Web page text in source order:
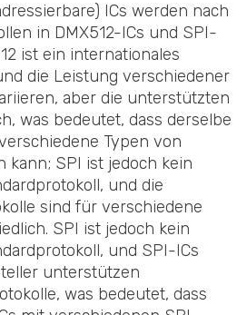
ICs werden nach
in DMX512-ICs und SPI-
ist ein internationales
die Leistung verschiedener
aber die unterstützten
was bedeutet, dass derselbe
Typen von
kann; SPI ist jedoch kein
und die
sind für verschiedene
SPI ist jedoch kein
und SPI-ICs
unterstützen
was bedeutet, dass